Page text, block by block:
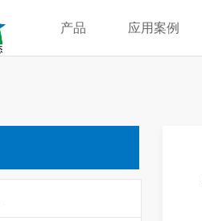
产品 应用案例